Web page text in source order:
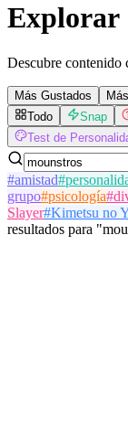
Explorar
Descubre contenido
Más Gustados
Todo
Snap
Test de
#amistad#
grupo#psicología#
Slayer#Kimetsu no
resultados para "